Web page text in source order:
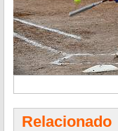
Relacionado